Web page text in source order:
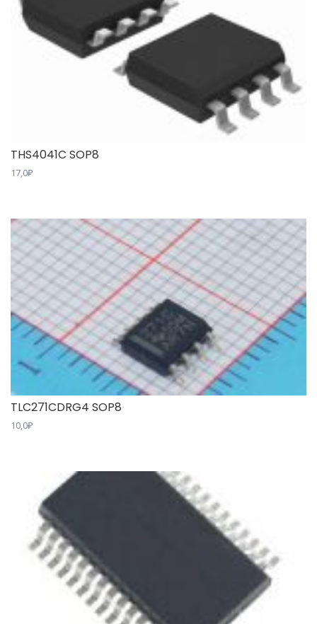
THS4041C SOP8
17,0₽
TLC271CDRG4 SOP8
10,0₽